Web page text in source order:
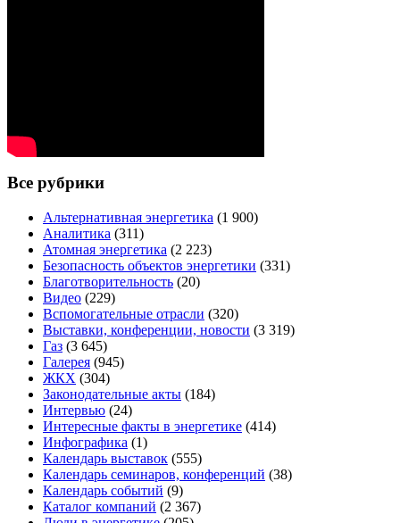
Все рубрики
Альтернативная энергетика (1 900)
Аналитика (311)
Атомная энергетика (2 223)
Безопасность объектов энергетики (331)
Благотворительность (20)
Видео (229)
Вспомогательные отрасли (320)
Выставки, конференции, новости (3 319)
Газ (3 645)
Галерея (945)
ЖКХ (304)
Законодательные акты (184)
Интервью (24)
Интересные факты в энергетике (414)
Инфографика (1)
Календарь выставок (555)
Календарь семинаров, конференций (38)
Календарь событий (9)
Каталог компаний (2 367)